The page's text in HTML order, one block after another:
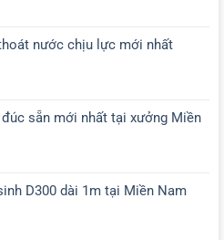
nước chịu lực mới nhất
đúc sẵn mới nhất tại xưởng Miền
D300 dài 1m tại Miền Nam